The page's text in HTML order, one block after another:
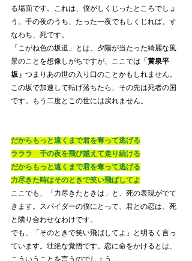
る場面です。これは、僕がしくじったところでしょ
う。千の夜のうち、たった一夜でもしくじれば、す
なわち、死です。
「こがね色の坂道」とは、夕陽が当たった綺麗な風
景のことを想像しがちですが、ここでは 「黄泉平
坂」 つまりあの世の入り口のことかもしれません。
この坂で加速して転げ落ちたら、その先は死者の国
です。もう二度とこの世には戻れません。
だからもっと遠くまで君を奪って逃げる
ラララ　千の夜を飛び越えて走り続ける
だからもっと遠くまで君を奪って逃げる
力尽きた時はそのときで笑い飛ばしてよ
ここでも、「力尽きたときは」と、死の表現がでて
きます。スパイダーの僕にとって、君との恋は、死
と隣り合わせなわけです。
でも、「そのときで笑い飛ばしてよ」と明るく言っ
ています。壮絶な覚悟です。恋に命をかけるとは、
こういうことを言うのでしょう。